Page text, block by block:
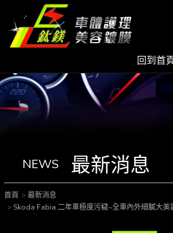
回到首
NEWS 最新消息
首頁
最新消息
Skoda Fabia 二年車極度污穢~全車內外細膩大美